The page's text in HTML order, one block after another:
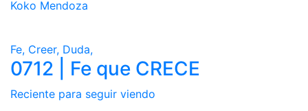
Koko Mendoza
Fe, Creer, Duda,
0712 | Fe que CRECE
Reciente para seguir viendo